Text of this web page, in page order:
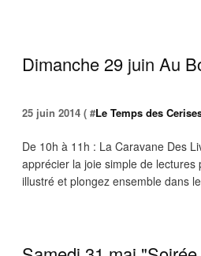
Dimanche 29 juin Au
25 juin 2014 ( #Le Temps des
De 10h à 11h : La Caravane Des
apprécier la joie simple de
illustré et plongez ensemble dans